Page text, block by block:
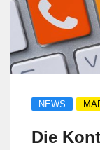
NEWS
Die